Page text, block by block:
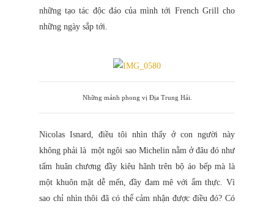
những tạo tác độc đáo của mình tới French Grill cho
những ngày sắp tới.
Những mảnh phong vị Địa Trung Hải.
Nicolas Isnard, điều tôi nhìn thấy ở con người này
không phải là một ngôi sao Michelin nằm ở đâu đó như
tấm huân chương đầy kiêu hãnh trên bộ áo bếp mà là
một khuôn mặt dễ mến, đầy đam mê với ẩm thực. Vì
sao chỉ nhìn thôi đã có thể cảm nhận được điều đó? Có